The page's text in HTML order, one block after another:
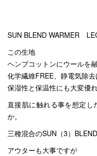
SUN BLEND WARMER
この生地
ヘンプコットンにウールを
化学繊維FREE、静電気除
保湿性と保温性にも大変優れ
直接肌に触れる事を想定し
か。
三種混合のSUN（3）
アウターも大事ですが